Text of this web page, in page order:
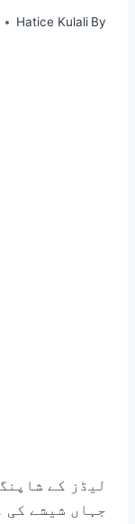
By
Hatice Kulali
لیڈز کے
جہاں شیشے کی